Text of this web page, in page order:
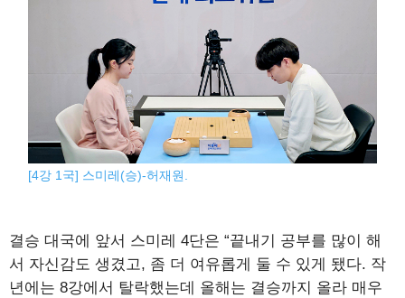
[4강 1국] 스미레(승)-허재원.
결승 대국에 앞서 스미레 4단은 “끝내기 공부를 많이 해
서 자신감도 생겼고, 좀 더 여유롭게 둘 수 있게 됐다. 작
년에는 8강에서 탈락했는데 올해는 결승까지 올라 매우